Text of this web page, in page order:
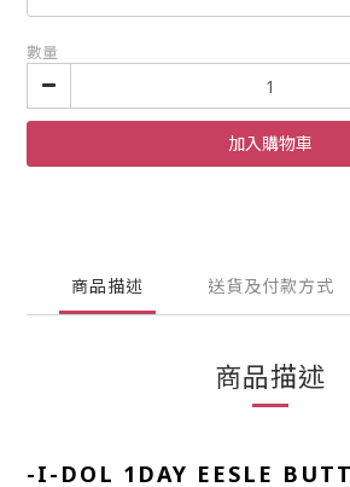
數量
加入購物車
商品描述 送貨及付款方式
商品描述
-I-DOL 1DAY EESLE